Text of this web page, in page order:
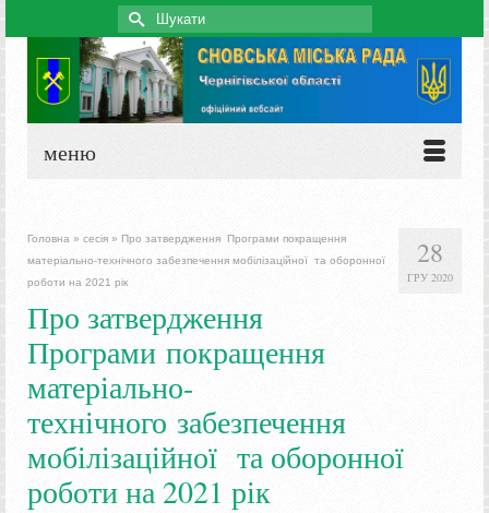
Search
for:
меню
28
ГРУ 2020
Головна » сесія » Про затвердження Програми покращення
матеріально-технічного забезпечення мобілізаційної та оборонної
роботи на 2021 рік
Про затвердження
Програми покращення
матеріально-
технічного забезпечення
мобілізаційної та оборонної
роботи на 2021 рік